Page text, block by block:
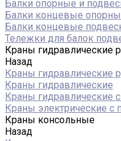
Балки опорные и
Балки концевые
Балки концевые
Тележки для балок
Краны гидравлические
Назад
Краны гидравлические
Краны гидравлические
Краны гидравлические
Краны электрические с
Краны консольные
Назад